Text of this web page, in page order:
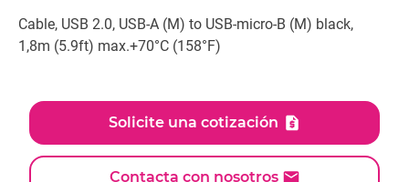
Cable, USB 2.0, USB-A (M) to USB-micro-B (M) black,
1,8m (5.9ft) max.+70°C (158°F)
Solicite una cotización
Contacta con nosotros